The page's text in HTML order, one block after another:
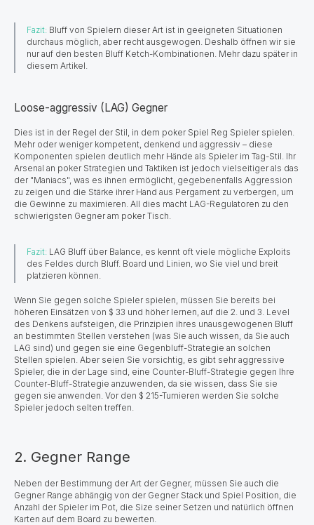
Fazit: Bluff von Spielern dieser Art ist in geeigneten Situationen
durchaus möglich, aber recht ausgewogen. Deshalb öffnen wir sie
nur auf den besten Bluff Ketch-Kombinationen. Mehr dazu später in
diesem Artikel.
Loose-aggressiv (LAG) Gegner
Dies ist in der Regel der Stil, in dem poker Spiel Reg Spieler spielen.
Mehr oder weniger kompetent, denkend und aggressiv – diese
Komponenten spielen deutlich mehr Hände als Spieler im Tag-Stil. Ihr
Arsenal an poker Strategien und Taktiken ist jedoch vielseitiger als das
der "Maniacs", was es ihnen ermöglicht, gegebenenfalls Aggression
zu zeigen und die Stärke ihrer Hand aus Pergament zu verbergen, um
die Gewinne zu maximieren. All dies macht LAG-Regulatoren zu den
schwierigsten Gegner am poker Tisch.
Fazit: LAG Bluff über Balance, es kennt oft viele mögliche Exploits
des Feldes durch Bluff. Board und Linien, wo Sie viel und breit
platzieren können.
Wenn Sie gegen solche Spieler spielen, müssen Sie bereits bei
höheren Einsätzen von $ 33 und höher lernen, auf die 2. und 3. Level
des Denkens aufsteigen, die Prinzipien ihres unausgewogenen Bluff
an bestimmten Stellen verstehen (was Sie auch wissen, da Sie auch
LAG sind) und gegen sie eine Gegenbluff-Strategie an solchen
Stellen spielen. Aber seien Sie vorsichtig, es gibt sehr aggressive
Spieler, die in der Lage sind, eine Counter-Bluff-Strategie gegen Ihre
Counter-Bluff-Strategie anzuwenden, da sie wissen, dass Sie sie
gegen sie anwenden. Vor den $ 215-Turnieren werden Sie solche
Spieler jedoch selten treffen.
2. Gegner Range
Neben der Bestimmung der Art der Gegner, müssen Sie auch die
Gegner Range abhängig von der Gegner Stack und Spiel Position, die
Anzahl der Spieler im Pot, die Size seiner Setzen und natürlich öffnen
Karten auf dem Board zu bewerten.